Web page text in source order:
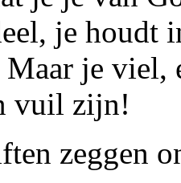
je houdt
je viel,
vuil zijn!
zeggen